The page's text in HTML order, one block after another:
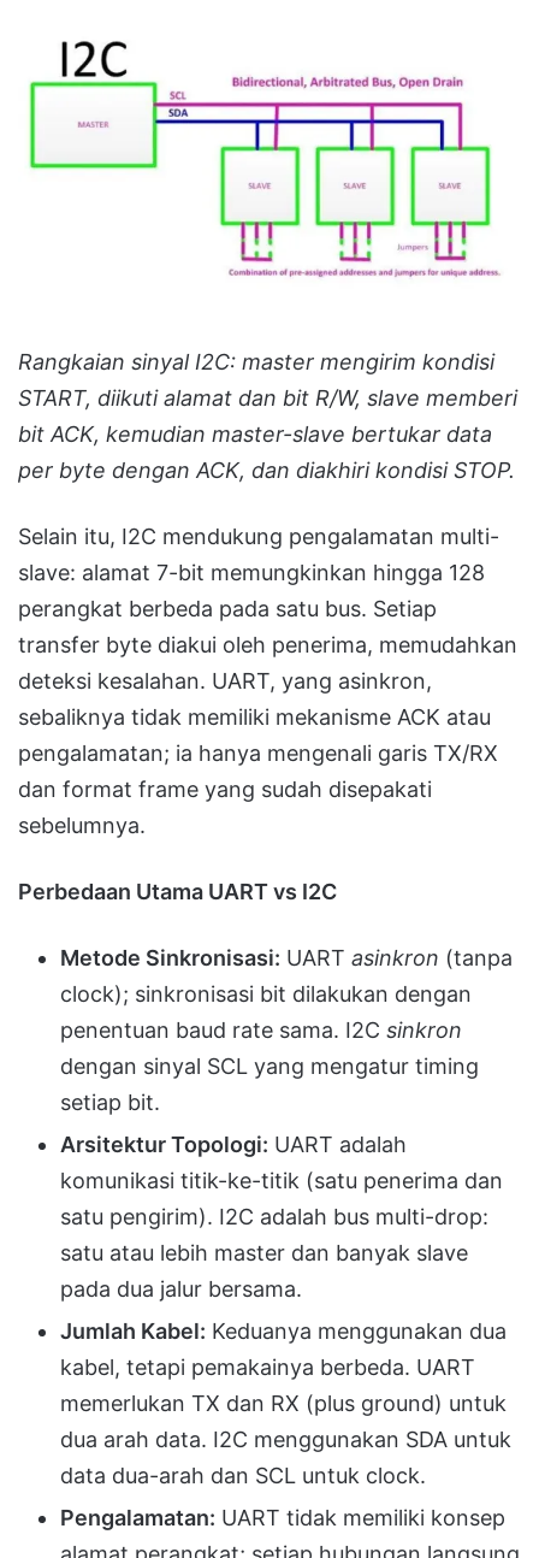
Rangkaian sinyal I2C: master mengirim kondisi
START, diikuti alamat dan bit R/W, slave memberi
bit ACK, kemudian master-slave bertukar data
per byte dengan ACK, dan diakhiri kondisi STOP.
Selain itu, I2C mendukung pengalamatan multi-
slave: alamat 7-bit memungkinkan hingga 128
perangkat berbeda pada satu bus. Setiap
transfer byte diakui oleh penerima, memudahkan
deteksi kesalahan. UART, yang asinkron,
sebaliknya tidak memiliki mekanisme ACK atau
pengalamatan; ia hanya mengenali garis TX/RX
dan format frame yang sudah disepakati
sebelumnya.
Perbedaan Utama UART vs I2C
Metode Sinkronisasi: UART asinkron (tanpa
clock); sinkronisasi bit dilakukan dengan
penentuan baud rate sama. I2C sinkron
dengan sinyal SCL yang mengatur timing
setiap bit.
Arsitektur Topologi: UART adalah
komunikasi titik-ke-titik (satu penerima dan
satu pengirim). I2C adalah bus multi-drop:
satu atau lebih master dan banyak slave
pada dua jalur bersama.
Jumlah Kabel: Keduanya menggunakan dua
kabel, tetapi pemakainya berbeda. UART
memerlukan TX dan RX (plus ground) untuk
dua arah data. I2C menggunakan SDA untuk
data dua-arah dan SCL untuk clock.
Pengalamatan: UART tidak memiliki konsep